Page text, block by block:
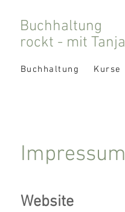
Buchhaltung
rockt - mit Tanja
Buchhaltung Kurse
Impressum
Website